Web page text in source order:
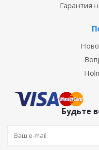
Гарантия
Будьте